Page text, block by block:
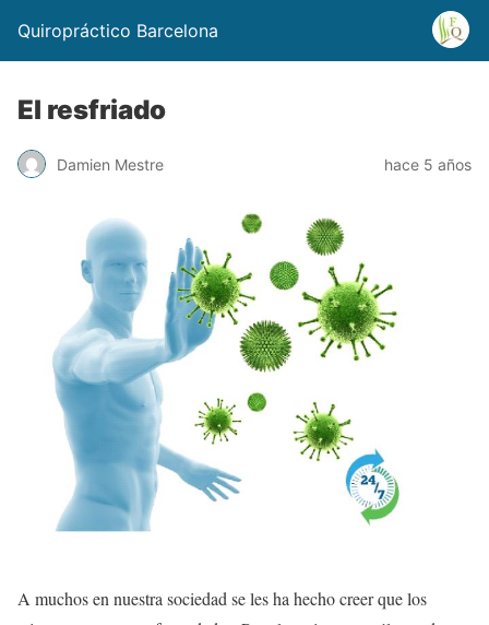
Quiropráctico Barcelona
El resfriado
Damien Mestre hace 5 años
A muchos en nuestra sociedad se les ha hecho creer que los